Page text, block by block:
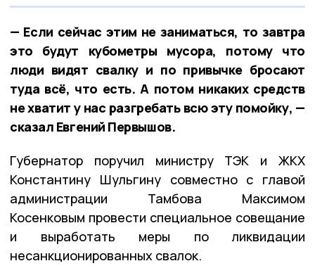
— Если сейчас этим не заниматься, то завтра
это будут кубометры мусора, потому что
люди видят свалку и по привычке бросают
туда всё, что есть. А потом никаких средств
не хватит у нас разгребать всю эту помойку, —
сказал Евгений Первышов.
Губернатор поручил министру ТЭК и ЖКХ
Константину Шульгину совместно с главой
администрации Тамбова Максимом
Косенковым провести специальное совещание
и выработать меры по ликвидации
несанкционированных свалок.